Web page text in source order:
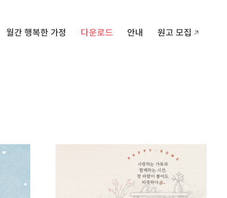
월간 행복한 가정 다운로드 안내 원고 모집